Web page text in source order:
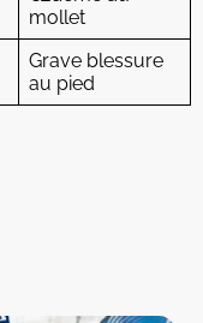
mollet
Grave blessure
au pied